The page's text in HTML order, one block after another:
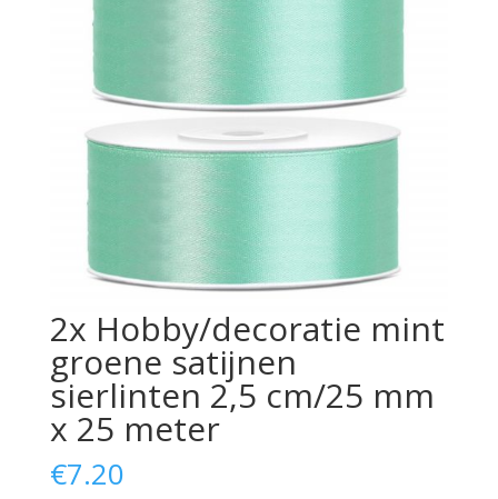
2x Hobby/decoratie mint
groene satijnen
sierlinten 2,5 cm/25 mm
x 25 meter
€7.20